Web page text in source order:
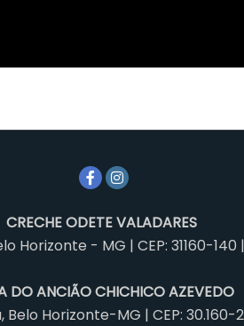
CRECHE ODETE VALADARES
Horizonte - MG | CEP: 31160-
DO ANCIÃO CHICHICO AZEVEDO
Horizonte-MG | CEP: 30.160-